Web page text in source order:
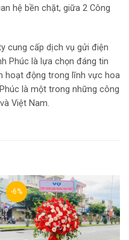
hệ bền chặt, giữa 2 Công
cung cấp dịch vụ gửi điện
Phúc là lựa chọn đáng tin
hoạt động trong lĩnh vực hoa
là một trong những công
Việt Nam.
-6%